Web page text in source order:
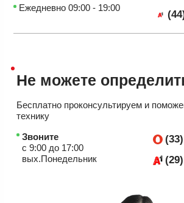
Ежедневно 09:00 - 19:00
Не можете
Бесплатно проконсультируем и
технику
Звоните
с 9:00 до 17:00
вых.Понедельник